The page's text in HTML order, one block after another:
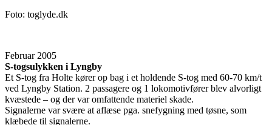
Foto: toglyde.dk
Februar 2005
S-togsulykken i Lyngby
Et S-tog fra Holte kører op bag i et holdende S-tog med 60-70 km/t
ved Lyngby Station. 2 passagere og 1 lokomotivfører blev alvorligt
kvæstede – og der var omfattende materiel skade.
Signalerne var svære at aflæse pga. snefygning med tøsne, som
klæbede til signalerne.